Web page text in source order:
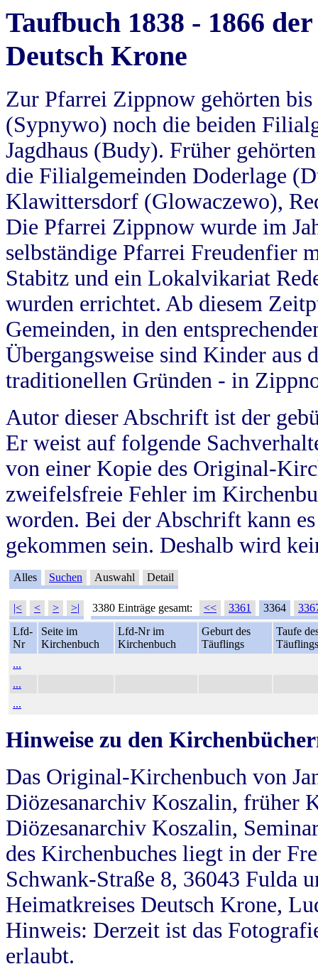
Taufbuch 1838 - 1866
Deutsch Krone
Zur Pfarrei Zippnow gehörten
(Sypnywo) noch die beiden
Jagdhaus (Budy). Früher
die Filialgemeinden Doderlage
Klawittersdorf (Glowaczewo),
Die Pfarrei Zippnow wurde im
selbständige Pfarrei Freudenfier
Stabitz und ein Lokalvikariat
wurden errichtet. Ab diesem
Gemeinden, in den
Übergangsweise sind Kinder aus
traditionellen Gründen - in
Autor dieser Abschrift ist der
Er weist auf folgende
von einer Kopie des Original-
zweifelsfreie Fehler im
worden. Bei der Abschrift kann
gekommen sein. Deshalb wird
Alles Suchen Auswahl Detail
|< < > >| 3380 Einträge gesamt: << 3361 3364
Lfd-
Nr
Seite im
Kirchenbuch
Lfd-Nr im
Kirchenbuch
Geburt des
Täuflings
Taufe
Täuflings
...
...
...
Hinweise zu den
Das Original-Kirchenbuch von
Diözesanarchiv Koszalin, früher
Diözesanarchiv Koszalin,
des Kirchenbuches liegt in der
Schwank-Straße 8, 36043 Fulda
Heimatkreises Deutsch Krone,
Hinweis: Derzeit ist das
erlaubt.